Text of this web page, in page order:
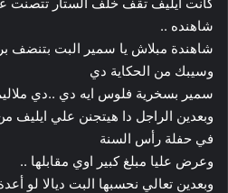
شاهنده ..
شاهندة مبلاش يا سمير البت بتنضف
وسيبك من الحكاية دي
سمير بسخرية فلوس ايه دي ..دي
وبعدين الراجل دا هيتجنن علي ايليف
في حفلة رأس السنة
وعرض عليا مبلغ كبير اوي مقابلها ..
وبعدين تعالي نحسبها البت ديالا لو